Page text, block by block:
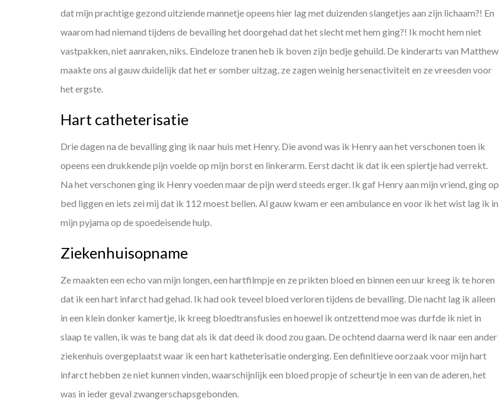
dat mijn prachtige gezond uitziende mannetje opeens hier lag met duizenden slangetjes aan zijn lichaam?! En
waarom had niemand tijdens de bevalling het doorgehad dat het slecht met hem ging?! Ik mocht hem niet
vastpakken, niet aanraken, niks. Eindeloze tranen heb ik boven zijn bedje gehuild. De kinderarts van Matthew
maakte ons al gauw duidelijk dat het er somber uitzag, ze zagen weinig hersenactiviteit en ze vreesden voor
het ergste.
Hart catheterisatie
Drie dagen na de bevalling ging ik naar huis met Henry. Die avond was ik Henry aan het verschonen toen ik
opeens een drukkende pijn voelde op mijn borst en linkerarm. Eerst dacht ik dat ik een spiertje had verrekt.
Na het verschonen ging ik Henry voeden maar de pijn werd steeds erger. Ik gaf Henry aan mijn vriend, ging op
bed liggen en iets zei mij dat ik 112 moest bellen. Al gauw kwam er een ambulance en voor ik het wist lag ik in
mijn pyjama op de spoedeisende hulp.
Ziekenhuisopname
Ze maakten een echo van mijn longen, een hartfilmpje en ze prikten bloed en binnen een uur kreeg ik te horen
dat ik een hart infarct had gehad. Ik had ook teveel bloed verloren tijdens de bevalling. Die nacht lag ik alleen
in een klein donker kamertje, ik kreeg bloedtransfusies en hoewel ik ontzettend moe was durfde ik niet in
slaap te vallen, ik was te bang dat als ik dat deed ik dood zou gaan. De ochtend daarna werd ik naar een ander
ziekenhuis overgeplaatst waar ik een hart katheterisatie onderging. Een definitieve oorzaak voor mijn hart
infarct hebben ze niet kunnen vinden, waarschijnlijk een bloed propje of scheurtje in een van de aderen, het
was in ieder geval zwangerschapsgebonden.